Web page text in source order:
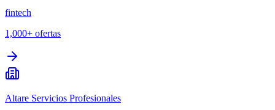
fintech
1,000+ ofertas
Altare Servicios Profesionales